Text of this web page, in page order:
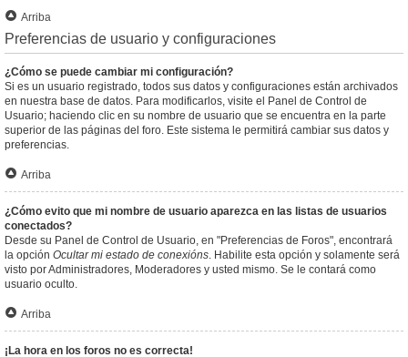
Arriba
Preferencias de usuario y configuraciones
¿Cómo se puede cambiar mi configuración?
Si es un usuario registrado, todos sus datos y configuraciones están archivados
en nuestra base de datos. Para modificarlos, visite el Panel de Control de
Usuario; haciendo clic en su nombre de usuario que se encuentra en la parte
superior de las páginas del foro. Este sistema le permitirá cambiar sus datos y
preferencias.
Arriba
¿Cómo evito que mi nombre de usuario aparezca en las listas de usuarios
conectados?
Desde su Panel de Control de Usuario, en "Preferencias de Foros", encontrará
la opción Ocultar mi estado de conexións. Habilite esta opción y solamente será
visto por Administradores, Moderadores y usted mismo. Se le contará como
usuario oculto.
Arriba
¡La hora en los foros no es correcta!